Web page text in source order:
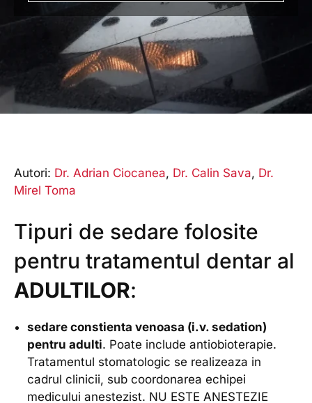
Autori: Dr. Adrian Ciocanea, Dr. Calin Sava, Dr.
Mirel Toma
Tipuri de sedare folosite
pentru tratamentul dentar al
ADULTILOR:
sedare constienta venoasa (i.v. sedation)
pentru adulti. Poate include antiobioterapie.
Tratamentul stomatologic se realizeaza in
cadrul clinicii, sub coordonarea echipei
medicului anestezist. NU ESTE ANESTEZIE